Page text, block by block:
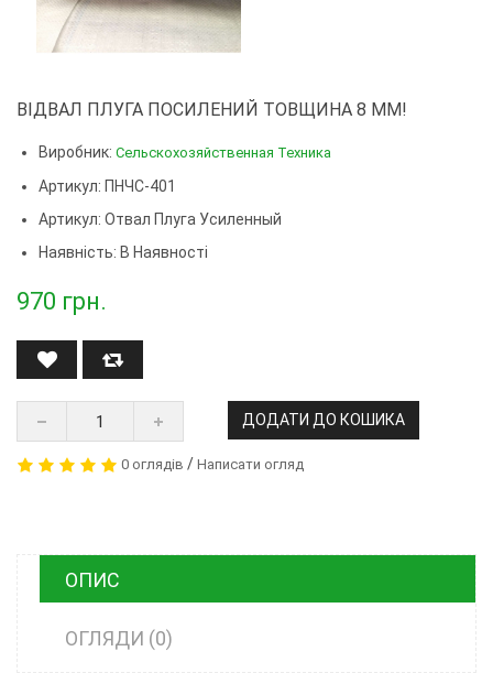
ВІДВАЛ ПЛУГА ПОСИЛЕНИЙ ТОВЩИНА 8 ММ!
Виробник: Сельскохозяйственная Техника
Артикул: ПНЧС-401
Артикул: Отвал Плуга Усиленный
Наявність: В Наявності
970 грн.
ДОДАТИ ДО КОШИКА
0 оглядів / Написати огляд
ОПИС
ОГЛЯДИ (0)